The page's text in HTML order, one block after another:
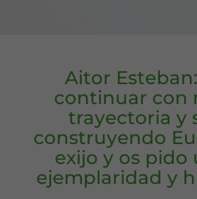
Aitor
continuar con
trayectoria y
construyendo
exijo y os pido
ejemplaridad y